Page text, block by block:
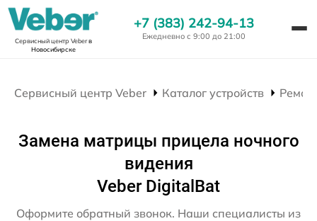
Сервисный центр Veberв
Новосибирске
+7 (383) 242-94-13
Ежедневно с 9:00 до 21:00
Сервисный центр Veber Каталог устройств
Замена матрицы прицела ночного
видения
Veber DigitalBat
Оформите обратный звонок. Наши специалисты из